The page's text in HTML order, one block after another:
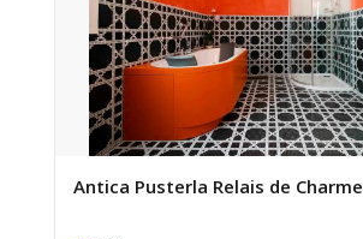
Antica Pusterla Relais de Charme